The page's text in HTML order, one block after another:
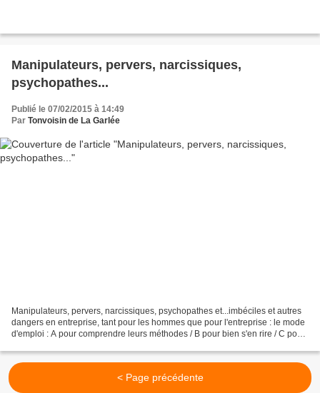
Manipulateurs, pervers, narcissiques,
psychopathes...
Publié le 07/02/2015 à 14:49
Par Tonvoisin de La Garlée
Manipulateurs, pervers, narcissiques, psychopathes et...imbéciles et autres
dangers en entreprise, tant pour les hommes que pour l'entreprise : le mode
d'emploi : A pour comprendre leurs méthodes / B pour bien s'en rire / C pour
< Page précédente